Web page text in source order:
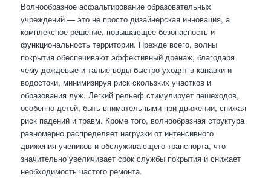
Волнообразное асфальтирование образовательных
учреждений — это не просто дизайнерская инновация, а
комплексное решение, повышающее безопасность и
функциональность территории. Прежде всего, волны
покрытия обеспечивают эффективный дренаж, благодаря
чему дождевые и талые воды быстро уходят в канавки и
водостоки, минимизируя риск скользких участков и
образования луж. Легкий рельеф стимулирует пешеходов,
особенно детей, быть внимательными при движении, снижая
риск падений и травм. Кроме того, волнообразная структура
равномерно распределяет нагрузки от интенсивного
движения учеников и обслуживающего транспорта, что
значительно увеличивает срок службы покрытия и снижает
необходимость частого ремонта.